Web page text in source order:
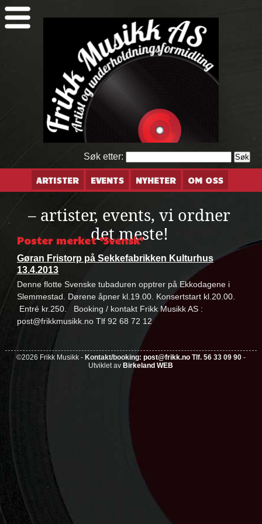
Søk etter:
ARTISTER EVENTS NYHETER OM OSS
– artister, events, vi ordner
det meste!
Poster merket ‘Svensk’
Gøran Fristorp på Sekkefabrikken Kulturhus
13.4.2013
Denne flotte Svenske tubaduren opptrer på Ekkodagene i
Slemmestad. Dørene åpner kl.19.00. Konsertstart kl.20.00.
Entré kr.250. Booking / kontakt Frikk Musikk AS :
post@frikkmusikk.no Tlf 92 68 72 12
©2026 Frikk Musikk - Kontakt/booking: post@frikk.noTlf. 56 33 09 90-
Utviklet av Birkeland WEB